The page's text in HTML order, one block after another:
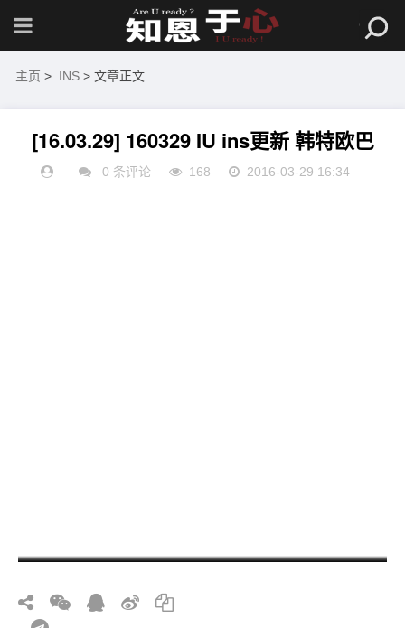
主页 > INS > 文章正文
[16.03.29] 160329 IU ins更新 韩特欧巴
0 条评论 168 2016-03-29 16:34